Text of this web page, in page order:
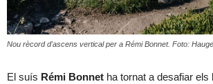
Nou rècord d'ascens vertical per a Rémi Bonnet. Foto:
El suís Rémi Bonnet ha tornat a desafiar